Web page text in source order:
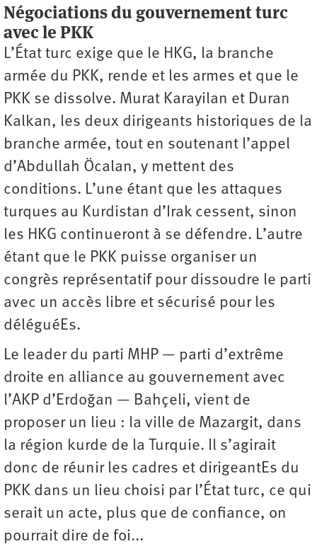
Négociations du gouvernement turc
avec le PKK
L’État turc exige que le HKG, la branche
armée du PKK, rende et les armes et que le
PKK se dissolve. Murat Karayilan et Duran
Kalkan, les deux dirigeants historiques de la
branche armée, tout en soutenant l’appel
d’Abdullah Öcalan, y mettent des
conditions. L’une étant que les attaques
turques au Kurdistan d’Irak cessent, sinon
les HKG continueront à se défendre. L’autre
étant que le PKK puisse organiser un
congrès représentatif pour dissoudre le parti
avec un accès libre et sécurisé pour les
déléguéEs.
Le leader du parti MHP — parti d’extrême
droite en alliance au gouvernement avec
l’AKP d’Erdoğan — Bahçeli, vient de
proposer un lieu : la ville de Mazargit, dans
la région kurde de la Turquie. Il s’agirait
donc de réunir les cadres et dirigeantEs du
PKK dans un lieu choisi par l’État turc, ce qui
serait un acte, plus que de confiance, on
pourrait dire de foi...